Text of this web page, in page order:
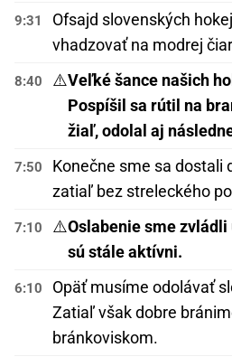
9:31
Ofsajd slovenských
vhadzovať na modrej
8:40 ⚠️Veľké šance našich
Pospíšil sa rútil na
žiaľ, odolal aj
7:50
Konečne sme sa dostali
zatiaľ bez streleckého
7:10 ⚠️Oslabenie sme
sú stále aktívni.
6:10
Opäť musíme odolávať
Zatiaľ však dobre
bránkoviskom.